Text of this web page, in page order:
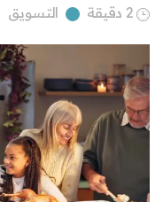
2 دقيقة
التسويق